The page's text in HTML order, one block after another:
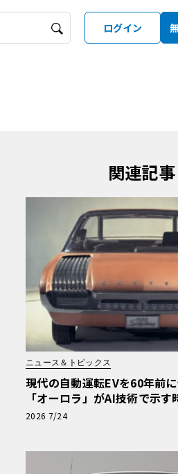
ログイン
関連記事
ニュース＆トピックス
現代の自動運転EVを60年前
「オーロラ」がAI技術で示
先見性
2026 7/24